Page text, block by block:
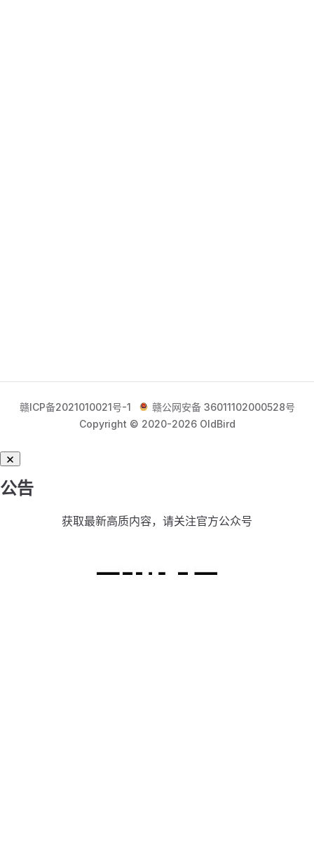
赣ICP备2021010021号-1
赣公网安备 36011102000528号
Copyright © 2020-2026 OldBird
公告
获取最新高质内容，请关注官方公众号